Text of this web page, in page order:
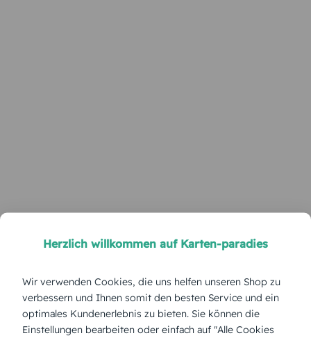
Herzlich willkommen auf Karten-paradies
Wir verwenden Cookies, die uns helfen unseren Shop zu
verbessern und Ihnen somit den besten Service und ein
optimales Kundenerlebnis zu bieten. Sie können die
Einstellungen bearbeiten oder einfach auf "Alle Cookies